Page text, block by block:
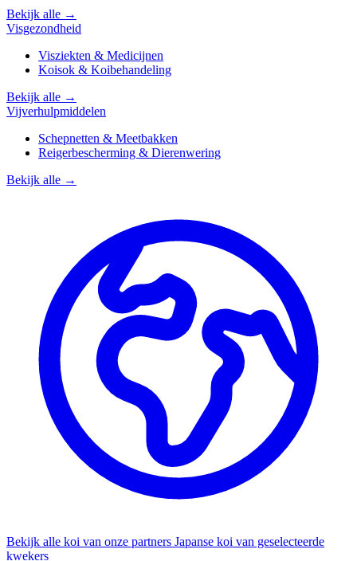
Bekijk alle →
Visgezondheid
Visziekten & Medicijnen
Koisok & Koibehandeling
Bekijk alle →
Vijverhulpmiddelen
Schepnetten & Meetbakken
Reigerbescherming & Dierenwering
Bekijk alle →
Bekijk alle koi van onze partners Japanse koi van geselecteerde
kwekers